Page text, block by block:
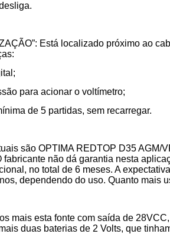
Está localizado próximo ao
para acionar o voltímetro;
de 5 partidas, sem recarregar.
são OPTIMA REDTOP D35 AGM/
fabricante não dá garantia nesta
no total de 6 meses. A
dependendo do uso. Quanto mais
mais esta fonte com saída de
duas baterias de 2 Volts, que